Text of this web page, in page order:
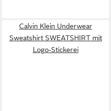
Calvin Klein Underwear
Sweatshirt SWEATSHIRT mit
Logo-Stickerei